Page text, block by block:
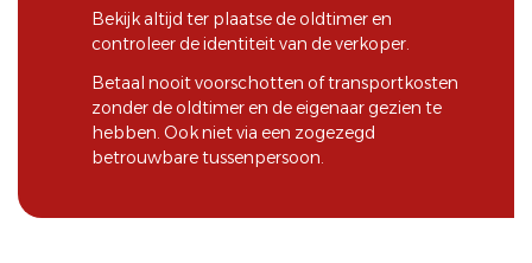
Bekijk altijd ter plaatse de oldtimer en
controleer de identiteit van de verkoper.
Betaal nooit voorschotten of transportkosten
zonder de oldtimer en de eigenaar gezien te
hebben. Ook niet via een zogezegd
betrouwbare tussenpersoon.